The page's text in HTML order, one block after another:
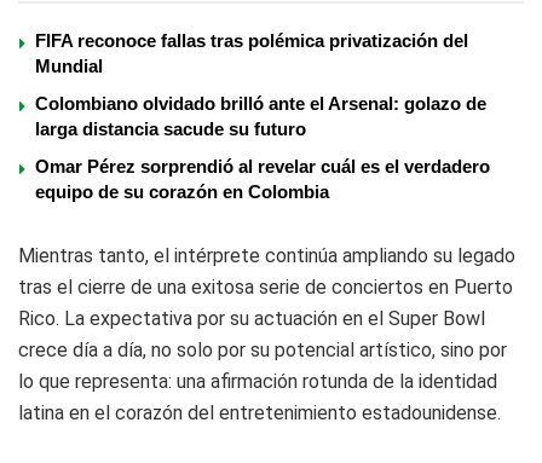
FIFA reconoce fallas tras polémica privatización del
Mundial
Colombiano olvidado brilló ante el Arsenal: golazo de
larga distancia sacude su futuro
Omar Pérez sorprendió al revelar cuál es el verdadero
equipo de su corazón en Colombia
Mientras tanto, el intérprete continúa ampliando su legado
tras el cierre de una exitosa serie de conciertos en Puerto
Rico. La expectativa por su actuación en el Super Bowl
crece día a día, no solo por su potencial artístico, sino por
lo que representa: una afirmación rotunda de la identidad
latina en el corazón del entretenimiento estadounidense.